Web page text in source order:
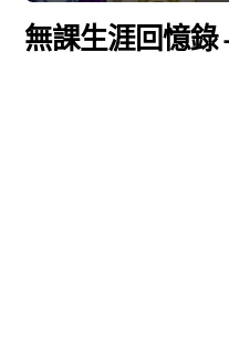
無課生涯回憶錄